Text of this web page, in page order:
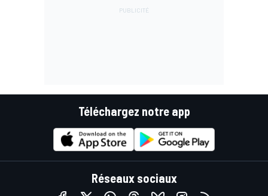
Téléchargez notre app
Réseaux sociaux